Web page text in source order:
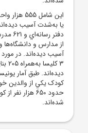
اين شامل
يا به
از مدارس و دانشگاه‌ها
3 کليسا به
کودک يکي از والدين
حدود 650
شده‌اند.